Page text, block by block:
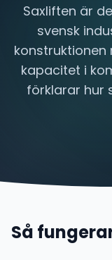
Saxliften är
svensk
kapacitet i
förklarar hur
Så